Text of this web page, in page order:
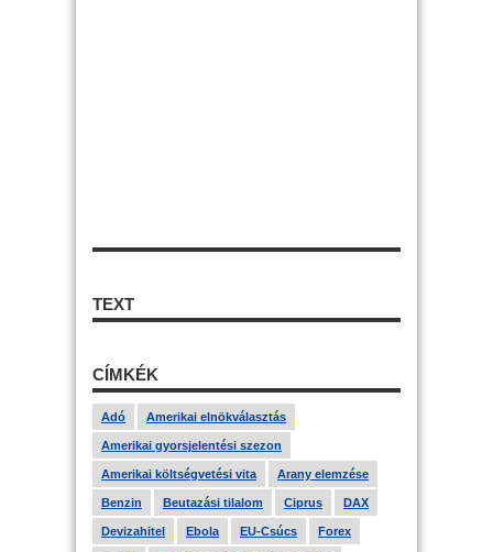
TEXT
CÍMKÉK
Adó Amerikai elnökválasztás
Amerikai gyorsjelentési szezon
Amerikai költségvetési vita Arany elemzése
Benzin Beutazási tilalom Ciprus DAX
Devizahitel Ebola EU-Csúcs Forex